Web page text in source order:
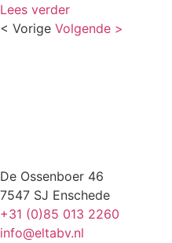
Lees verder
< Vorige Volgende >
De Ossenboer 46
7547 SJ Enschede
+31 (0)85 013 2260
info@eltabv.nl